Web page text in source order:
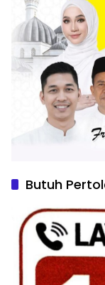
Butuh